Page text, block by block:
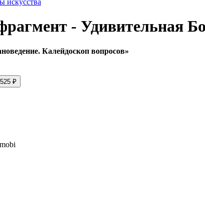
искусства
- Удивительная
Калейдоскоп вопросов»
525 ₽